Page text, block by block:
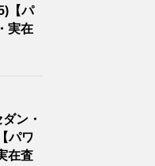
【パ
実在
ン・
パワ
在査